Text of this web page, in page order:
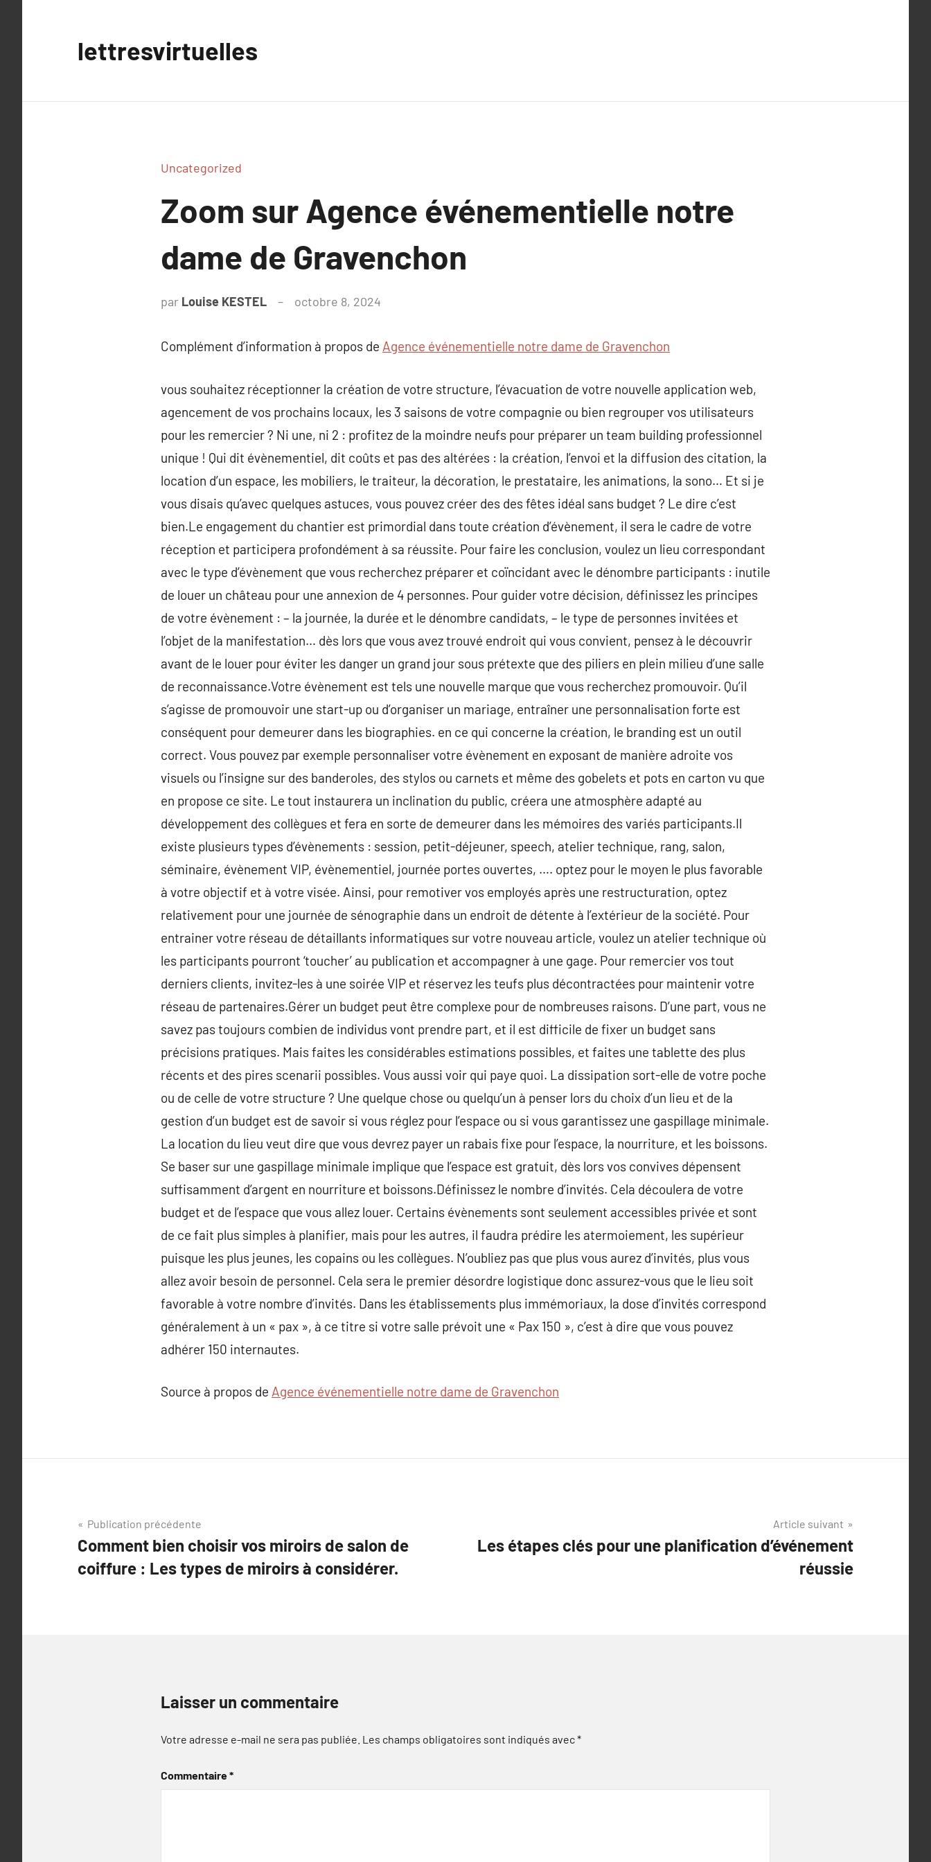
lettresvirtuelles
Uncategorized
Zoom sur Agence événementielle notre
dame de Gravenchon
par Louise KESTEL octobre 8, 2024
Complément d’information à propos de Agence événementielle notre dame de Gravenchon
vous souhaitez réceptionner la création de votre structure, l’évacuation de votre nouvelle application web,
agencement de vos prochains locaux, les 3 saisons de votre compagnie ou bien regrouper vos utilisateurs
pour les remercier ? Ni une, ni 2 : profitez de la moindre neufs pour préparer un team building professionnel
unique ! Qui dit évènementiel, dit coûts et pas des altérées : la création, l’envoi et la diffusion des citation, la
location d’un espace, les mobiliers, le traiteur, la décoration, le prestataire, les animations, la sono… Et si je
vous disais qu’avec quelques astuces, vous pouvez créer des des fêtes idéal sans budget ? Le dire c’est
bien.Le engagement du chantier est primordial dans toute création d’évènement, il sera le cadre de votre
réception et participera profondément à sa réussite. Pour faire les conclusion, voulez un lieu correspondant
avec le type d’évènement que vous recherchez préparer et coïncidant avec le dénombre participants : inutile
de louer un château pour une annexion de 4 personnes. Pour guider votre décision, définissez les principes
de votre évènement : – la journée, la durée et le dénombre candidats, – le type de personnes invitées et
l’objet de la manifestation… dès lors que vous avez trouvé endroit qui vous convient, pensez à le découvrir
avant de le louer pour éviter les danger un grand jour sous prétexte que des piliers en plein milieu d’une salle
de reconnaissance.Votre évènement est tels une nouvelle marque que vous recherchez promouvoir. Qu’il
s’agisse de promouvoir une start-up ou d’organiser un mariage, entraîner une personnalisation forte est
conséquent pour demeurer dans les biographies. en ce qui concerne la création, le branding est un outil
correct. Vous pouvez par exemple personnaliser votre évènement en exposant de manière adroite vos
visuels ou l’insigne sur des banderoles, des stylos ou carnets et même des gobelets et pots en carton vu que
en propose ce site. Le tout instaurera un inclination du public, créera une atmosphère adapté au
développement des collègues et fera en sorte de demeurer dans les mémoires des variés participants.Il
existe plusieurs types d’évènements : session, petit-déjeuner, speech, atelier technique, rang, salon,
séminaire, évènement VIP, évènementiel, journée portes ouvertes, …. optez pour le moyen le plus favorable
à votre objectif et à votre visée. Ainsi, pour remotiver vos employés après une restructuration, optez
relativement pour une journée de sénographie dans un endroit de détente à l’extérieur de la société. Pour
entrainer votre réseau de détaillants informatiques sur votre nouveau article, voulez un atelier technique où
les participants pourront ‘toucher’ au publication et accompagner à une gage. Pour remercier vos tout
derniers clients, invitez-les à une soirée VIP et réservez les teufs plus décontractées pour maintenir votre
réseau de partenaires.Gérer un budget peut être complexe pour de nombreuses raisons. D’une part, vous ne
savez pas toujours combien de individus vont prendre part, et il est difficile de fixer un budget sans
précisions pratiques. Mais faites les considérables estimations possibles, et faites une tablette des plus
récents et des pires scenarii possibles. Vous aussi voir qui paye quoi. La dissipation sort-elle de votre poche
ou de celle de votre structure ? Une quelque chose ou quelqu’un à penser lors du choix d’un lieu et de la
gestion d’un budget est de savoir si vous réglez pour l’espace ou si vous garantissez une gaspillage minimale.
La location du lieu veut dire que vous devrez payer un rabais fixe pour l’espace, la nourriture, et les boissons.
Se baser sur une gaspillage minimale implique que l’espace est gratuit, dès lors vos convives dépensent
suffisamment d’argent en nourriture et boissons.Définissez le nombre d’invités. Cela découlera de votre
budget et de l’espace que vous allez louer. Certains évènements sont seulement accessibles privée et sont
de ce fait plus simples à planifier, mais pour les autres, il faudra prédire les atermoiement, les supérieur
puisque les plus jeunes, les copains ou les collègues. N’oubliez pas que plus vous aurez d’invités, plus vous
allez avoir besoin de personnel. Cela sera le premier désordre logistique donc assurez-vous que le lieu soit
favorable à votre nombre d’invités. Dans les établissements plus immémoriaux, la dose d’invités correspond
généralement à un « pax », à ce titre si votre salle prévoit une « Pax 150 », c’est à dire que vous pouvez
adhérer 150 internautes.
Source à propos de Agence événementielle notre dame de Gravenchon
Navigation
de
l’article
Publication précédente
Comment bien choisir vos miroirs de salon de
coiffure : Les types de miroirs à considérer.
Article suivant
Les étapes clés pour une planification d’événement
réussie
Laisser un commentaire
Votre adresse e-mail ne sera pas publiée. Les champs obligatoires sont indiqués avec*
Commentaire*